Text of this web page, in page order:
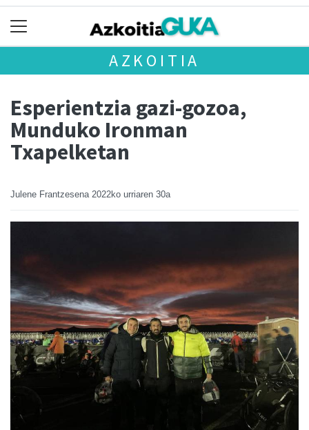
AZKOITIA
Esperientzia gazi-gozoa,
Munduko Ironman
Txapelketan
Julene Frantzesena 2022ko urriaren 30a